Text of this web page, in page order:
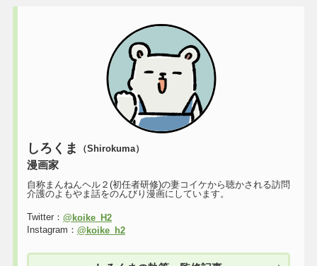
しろくま （Shirokuma）
漫画家
自称まんねんヘル２(初任者研修)の妻コイケから聴かされる訪問
介護のよもやま話をのんびり漫画にしています。
Twitter： @koike_H2
Instagram： @koike_h2